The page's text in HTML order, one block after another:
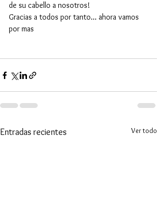
de su cabello a nosotros!
Gracias a todos por tanto... ahora vamos
por mas
Entradas recientes Ver todo